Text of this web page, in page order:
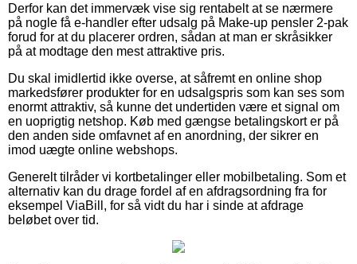
Derfor kan det immervæk vise sig rentabelt at se nærmere
på nogle få e-handler efter udsalg på Make-up pensler 2-pak
forud for at du placerer ordren, sådan at man er skråsikker
på at modtage den mest attraktive pris.
Du skal imidlertid ikke overse, at såfremt en online shop
markedsfører produkter for en udsalgspris som kan ses som
enormt attraktiv, så kunne det undertiden være et signal om
en uoprigtig netshop. Køb med gængse betalingskort er på
den anden side omfavnet af en anordning, der sikrer en
imod uægte online webshops.
Generelt tilråder vi kortbetalinger eller mobilbetaling. Som et
alternativ kan du drage fordel af en afdragsordning fra for
eksempel ViaBill, for så vidt du har i sinde at afdrage
beløbet over tid.